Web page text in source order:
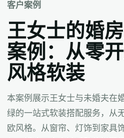
客户案例
王女士的婚
案例：从零
风格软装
本案例展示王女士与未婚夫在
绿的一站式软装搭配服务，从
欧风格。从窗帘、灯饰到家具